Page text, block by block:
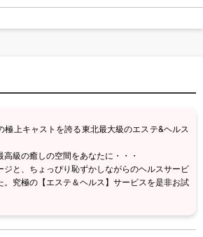
極上キャストを誇る東北最大級のエステ&ヘルス
級の癒しの空間をあなたに・・・
ジと、ちょっぴり恥ずかしながらのヘルスサービ
。究極の【エステ＆ヘルス】サービスを是非お試